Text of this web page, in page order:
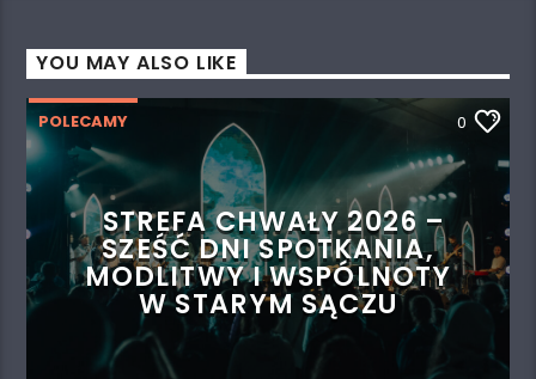
YOU MAY ALSO LIKE
POLECAMY 0
STREFA CHWAŁY 2026 –
SZEŚĆ DNI SPOTKANIA,
MODLITWY I WSPÓLNOTY
W STARYM SĄCZU